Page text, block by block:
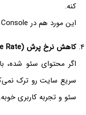
کنه.
این مورد هم در Google Search Console قابل مشاهده‌ است.
کاهش نرخ پرش (Bounce Rate)
اگر محتوای سئو شده،
سریع سایت رو ترک
سئو و تجربه کاربری خوبه.